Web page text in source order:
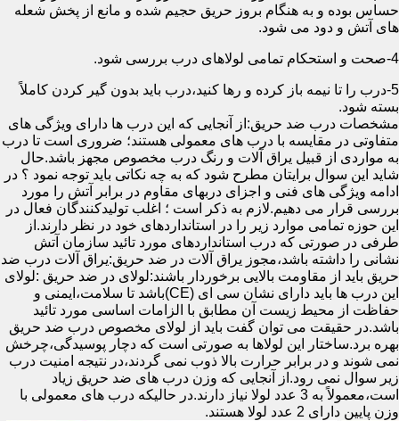
حساس بوده و به هنگام بروز حریق حجیم شده و مانع از پخش شعله
های آتش و دود می شود.
4-صحت و استحکام تمامی لولاهای درب بررسی شود.
5-درب را تا نیمه باز کرده و رها کنید،درب باید بدون گیر کردن کاملاً
بسته شود.
مشخصات درب ضد حریق:از آنجایی که این درب ها دارای ویژگی های
متفاوتی در مقایسه با درب های معمولی هستند؛ ضروری است تا درب
به مواردی از قبیل یراق آلات و رنگ درب مخصوص مجهز باشد.حال
شاید این سوال برایتان مطرح شود که به چه نکاتی باید توجه نمود ؟ در
ادامه ویژگی های فنی و اجزای دربهای مقاوم در برابر آتش را مورد
بررسی قرار می دهیم.لازم به ذکر است ؛ اغلب تولیدکنندگان فعال در
این حوزه تمامی موارد زیر را در استانداردهای خود در نظر دارند.از
طرفی در صورتی که درب استانداردهای مورد تائید سازمان آتش
نشانی را داشته باشد،مجوز یراق آلات در ضد حریق:یراق آلات درب ضد
حریق باید از مقاومت بالایی برخوردار باشند:لولای در ضد حریق :لولای
این درب ها باید دارای نشان سی ای (CE)باشد تا سلامت،ایمنی و
حفاظت از محیط زیست آن مطابق با الزامات اساسی مورد تائید
باشد.در حقیقت می توان گفت باید از لولای مخصوص درب ضد حریق
بهره برد.ساختار این لولاها به صورتی است که دچار پوسیدگی،چرخش
نمی شوند و در برابر حرارت بالا ذوب نمی گردند،در نتیجه امنیت درب
زیر سوال نمی رود.از آنجایی که وزن درب های ضد حریق زیاد
است،معمولاً به 3 عدد لولا نیاز دارند.در حالیکه درب های معمولی با
وزن پایین دارای 2 عدد لولا هستند.